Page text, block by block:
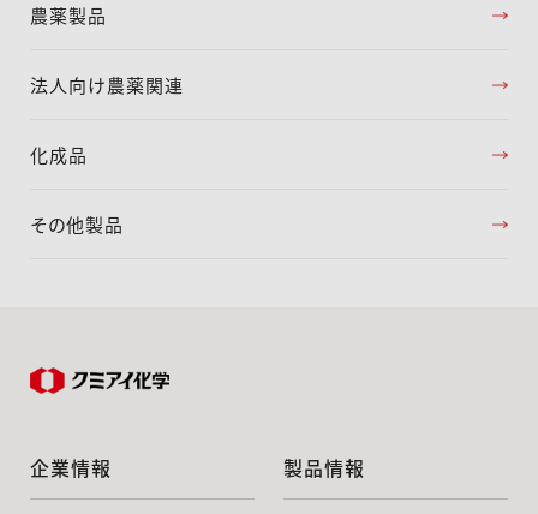
農薬製品
法人向け農薬関連
化成品
その他製品
企業情報 製品情報